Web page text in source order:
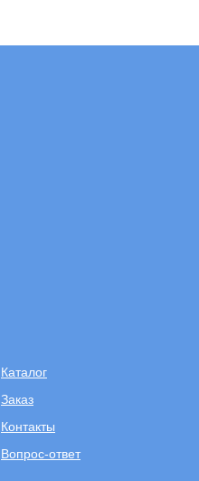
Каталог
Заказ
Контакты
Вопрос-ответ